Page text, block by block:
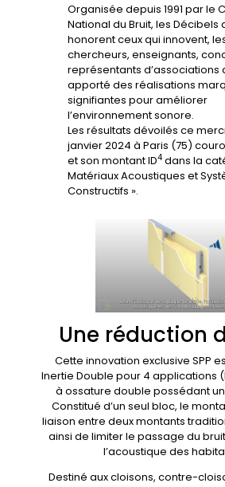
Organisée depuis 1991 par le
National du Bruit, les Décibels
honorent ceux qui innovent,
chercheurs, enseignants,
représentants d’associations
apporté des réalisations
signifiantes pour améliorer
l’environnement sonore.
Les résultats dévoilés ce
janvier 2024 à Paris (75)
et son montant ID4dans la
Matériaux Acoustiques et
Constructifs ».
Une réduction
Cette innovation exclusive SPP
Inertie Double pour 4 applications
à ossature double possédant
Constitué d’un seul bloc, le
liaison entre deux montants
ainsi de limiter le passage du
l’acoustique des
Destiné aux cloisons, contre-